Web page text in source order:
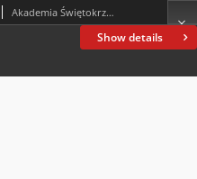
Show details
Akademia Świętokrzyska im. Jana Kochanowskiego (Kielce)